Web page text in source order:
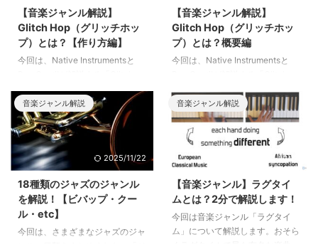
【音楽ジャンル解説】
Glitch Hop（グリッチホッ
プ）とは？【作り方編】
今回は、Native Instrumentsと
Hop（グリッチホップ）の作り
方」をまとめました。この記事で
は「作り方編」として、Glitch
Hopの楽曲の作り方を解説しま
す。
【音楽ジャンル解説】
Glitch Hop（グリッチホッ
プ）とは？概要編
今回は、Native Instrumentsと
方」をまとめました。この記事で
は「作り方編」として、Glitch
Hopとは何か、このジャンルのは
じまりから音楽的な特徴を解説し
ます。
音楽ジャンル解説
2025/11/22
18種類のジャズのジャンル
を解説！【ビバップ・クー
ル・etc】
今回は、さまざまなジャズのジャ
音楽ジャンル解説
2025/10/23
【音楽ジャンル】ラグタイ
ムとは？2分で解説します！
今回は音楽ジャンル「ラグタイ
ム」について解説します。おそら